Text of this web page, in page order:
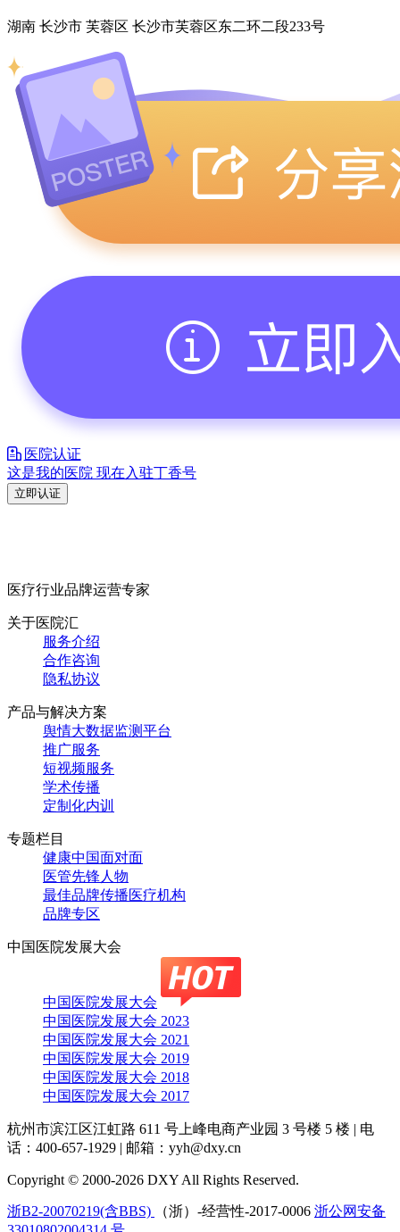
湖南 长沙市 芙蓉区 长沙市芙蓉区东二环二段233号
医院认证
这是我的医院 现在入驻丁香号
立即认证
医疗行业品牌运营专家
关于医院汇
服务介绍
合作咨询
隐私协议
产品与解决方案
舆情大数据监测平台
推广服务
短视频服务
学术传播
定制化内训
专题栏目
健康中国面对面
医管先锋人物
最佳品牌传播医疗机构
品牌专区
中国医院发展大会
中国医院发展大会
中国医院发展大会 2023
中国医院发展大会 2021
中国医院发展大会 2019
中国医院发展大会 2018
中国医院发展大会 2017
杭州市滨江区江虹路 611 号上峰电商产业园 3 号楼 5 楼 | 电
话：400-657-1929 | 邮箱：yyh@dxy.cn
Copyright © 2000-2026 DXY All Rights Reserved.
浙B2-20070219(含BBS) （浙）-经营性-2017-0006 浙公网安备